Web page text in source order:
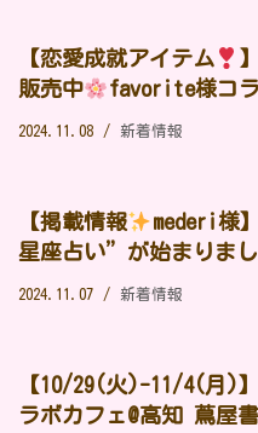
【恋愛成就アイテム
販売中
favorite様コ
2024.11.08 新着情報
【掲載情報
mederi様
星座占い”が始まりま
2024.11.07 新着情報
【10/29(火)-11/4(月)
ラボカフェ@高知 蔦屋